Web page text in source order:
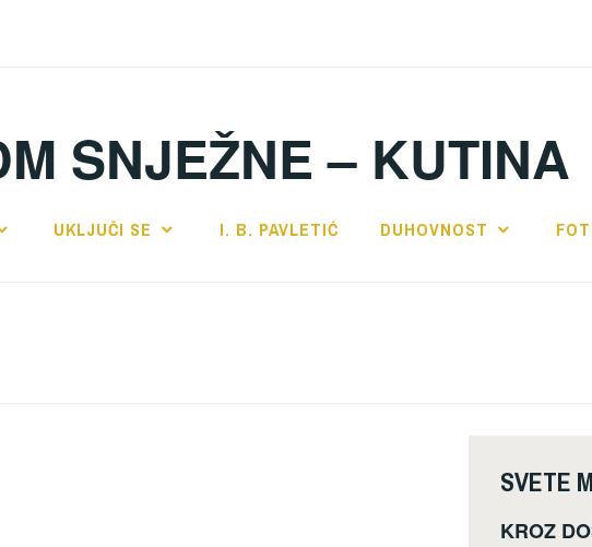
SNJEŽNE – KUTINA
UKLJUČI SE I. B. PAVLETIĆ DUHOVNOST
SVETE
KROZ